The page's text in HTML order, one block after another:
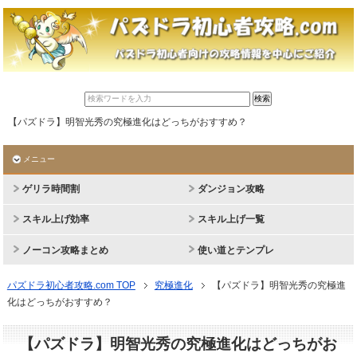
【パズドラ】明智光秀の究極進化はどっちがおすすめ？
メニュー
ゲリラ時間割 ダンジョン攻略
スキル上げ効率 スキル上げ一覧
ノーコン攻略まとめ 使い道とテンプレ
パズドラ初心者攻略.com TOP 究極進化
【パズドラ】明智光秀の究極進
化はどっちがおすすめ？
【パズドラ】明智光秀の究極進化はどっちがお